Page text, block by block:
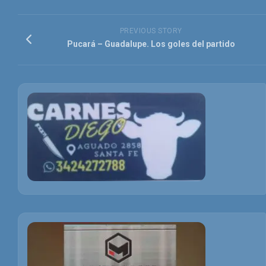
PREVIOUS STORY
Pucará – Guadalupe. Los goles del partido